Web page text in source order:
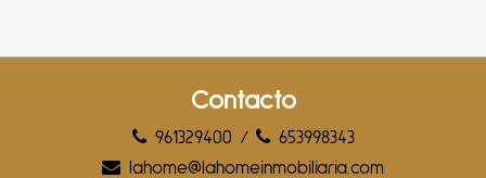
Contacto
961329400 /
653998343
lahome@lahomeinmobiliaria.com